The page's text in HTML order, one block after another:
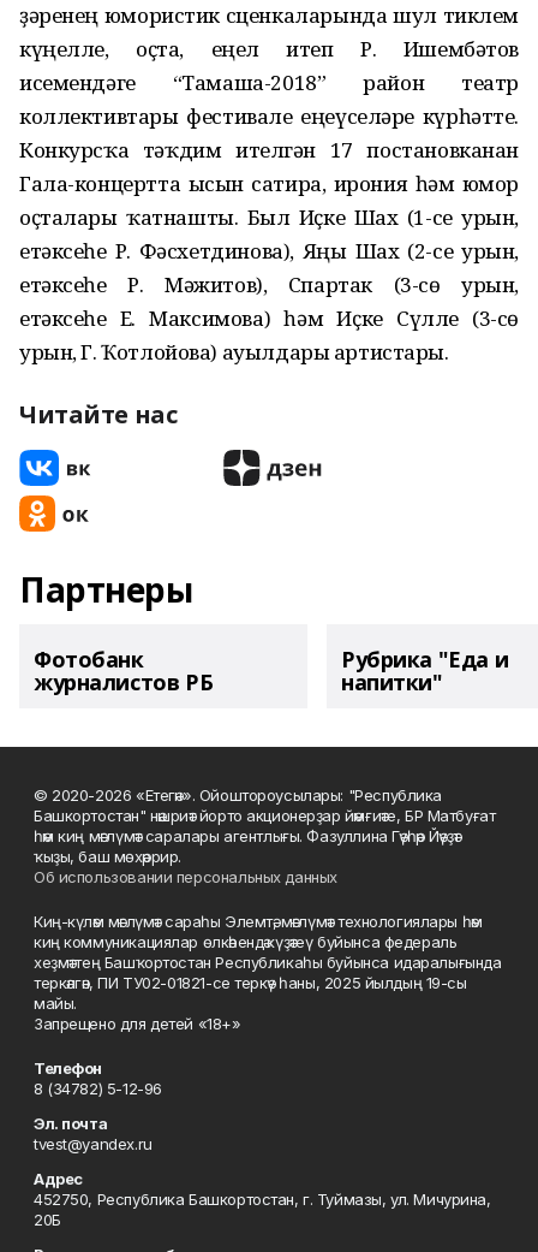
ҙәренең юмористик сценкаларында шул тиклем
күңелле, оҫта, еңел итеп Р. Ишембәтов
исемендәге “Тамаша-2018” район театр
коллективтары фестивале еңеүселәре күрһәтте.
Конкурсҡа тәҡдим ителгән 17 постановканан
Гала-концертта ысын сатира, ирония һәм юмор
оҫталары ҡатнашты. Был Иҫке Шах (1-се урын,
етәксеһе Р. Фәсхетдинова), Яңы Шах (2-се урын,
етәксеһе Р. Мәжитов), Спартак (3-сө урын,
етәксеһе Е. Максимова) һәм Иҫке Сүлле (3-сө
урын, Г. Ҡотлойова) ауылдары артистары.
Читайте нас
Партнеры
Фотобанк
журналистов РБ
Рубрика "Еда и
напитки"
© 2020-2026 «Етегән». Ойоштороусылары: "Республика
Башкортостан" нәшриәт йорто акционерҙар йәмғиәте, БР Матбуғат
һәм киң мәғлүмәт саралары агентлығы. Фазуллина Гәүһәр Йәүҙәт
ҡыҙы, баш мөхәррир.
Об использовании персональных данных
Киң-күләм мәғлүмәт сараһы Элемтә, мәғлүмәт технологиялары һәм
киң коммуникациялар өлкәһендә күҙәтеү буйынса федераль
хеҙмәттең Башҡортостан Республикаһы буйынса идаралығында
теркәлгән, ПИ ТУ02-01821-се теркәү һаны, 2025 йылдың 19-сы
майы.
Запрещено для детей «18+»
Телефон
8 (34782) 5-12-96
Эл. почта
tvest@yandex.ru
Адрес
452750, Республика Башкортостан, г. Туймазы, ул. Мичурина,
20Б